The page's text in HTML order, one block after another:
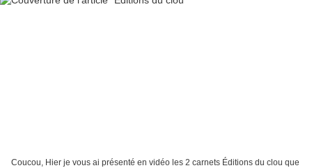
Coucou, Hier je vous ai présenté en vidéo les 2 carnets Éditions du clou que